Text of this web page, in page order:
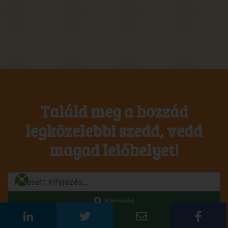
Találd meg a hozzád
legközelebbi szedd, vedd
magad lelőhelyet!
Keresés